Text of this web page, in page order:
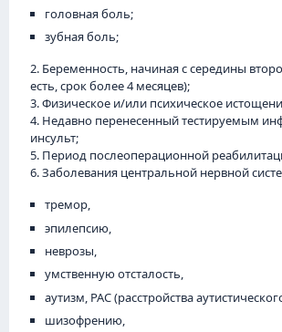
головная боль;
зубная боль;
2. Беременность, начиная с середины
есть, срок более 4 месяцев);
3. Физическое и/или психическое
4. Недавно перенесенный тестируемым
инсульт;
5. Период послеоперационной
6. Заболевания центральной нервной
тремор,
эпилепсию,
неврозы,
умственную отсталость,
аутизм, РАС (расстройства
шизофрению,